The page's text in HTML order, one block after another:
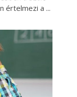
értelmezi a